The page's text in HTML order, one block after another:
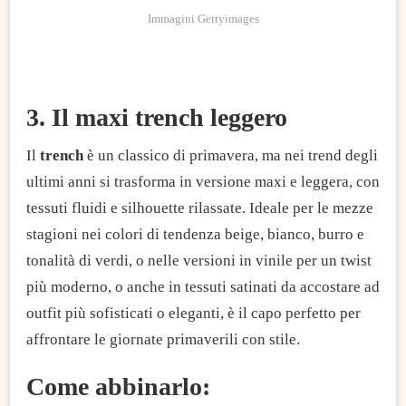
Immagini Gettyimages
3. Il maxi trench leggero
Il trenchè un classico di primavera, ma nei trend degli
ultimi anni si trasforma in versione maxi e leggera, con
tessuti fluidi e silhouette rilassate. Ideale per le mezze
stagioni nei colori di tendenza beige, bianco, burro e
tonalità di verdi, o nelle versioni in vinile per un twist
più moderno, o anche in tessuti satinati da accostare ad
outfit più sofisticati o eleganti, è il capo perfetto per
affrontare le giornate primaverili con stile.
Come abbinarlo: